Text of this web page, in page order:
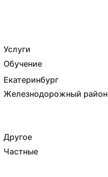
Услуги
Обучение
Екатеринбург
Железнодорожный район
Другое
Частные